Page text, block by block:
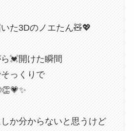
た3Dのノエたん🧸💖
💓開けた瞬間
っくりで
か分からないと思うけど